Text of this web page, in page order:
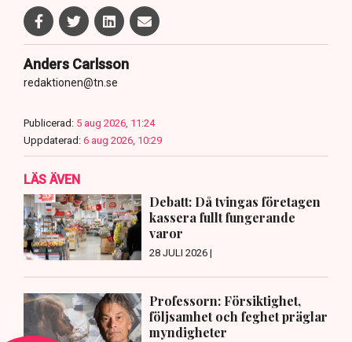
Anders Carlsson
redaktionen@tn.se
Publicerad: 5 aug 2026, 11:24
Uppdaterad: 6 aug 2026, 10:29
LÄS ÄVEN
Debatt: Då tvingas företagen
kassera fullt fungerande
varor
28 JULI 2026 |
Professorn: Försiktighet,
följsamhet och feghet präglar
myndigheter